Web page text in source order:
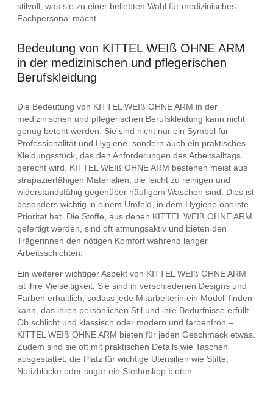
stilvoll, was sie zu einer beliebten Wahl für medizinisches
Fachpersonal macht.
Bedeutung von KITTEL WEIß OHNE ARM
in der medizinischen und pflegerischen
Berufskleidung
Die Bedeutung von KITTEL WEIß OHNE ARM in der
medizinischen und pflegerischen Berufskleidung kann nicht
genug betont werden. Sie sind nicht nur ein Symbol für
Professionalität und Hygiene, sondern auch ein praktisches
Kleidungsstück, das den Anforderungen des Arbeitsalltags
gerecht wird. KITTEL WEIß OHNE ARM bestehen meist aus
strapazierfähigen Materialien, die leicht zu reinigen und
widerstandsfähig gegenüber häufigem Waschen sind. Dies ist
besonders wichtig in einem Umfeld, in dem Hygiene oberste
Priorität hat. Die Stoffe, aus denen KITTEL WEIß OHNE ARM
gefertigt werden, sind oft atmungsaktiv und bieten den
Trägerinnen den nötigen Komfort während langer
Arbeitsschichten.
Ein weiterer wichtiger Aspekt von KITTEL WEIß OHNE ARM
ist ihre Vielseitigkeit. Sie sind in verschiedenen Designs und
Farben erhältlich, sodass jede Mitarbeiterin ein Modell finden
kann, das ihren persönlichen Stil und ihre Bedürfnisse erfüllt.
Ob schlicht und klassisch oder modern und farbenfroh –
KITTEL WEIß OHNE ARM bieten für jeden Geschmack etwas.
Zudem sind sie oft mit praktischen Details wie Taschen
ausgestattet, die Platz für wichtige Utensilien wie Stifte,
Notizblöcke oder sogar ein Stethoskop bieten.